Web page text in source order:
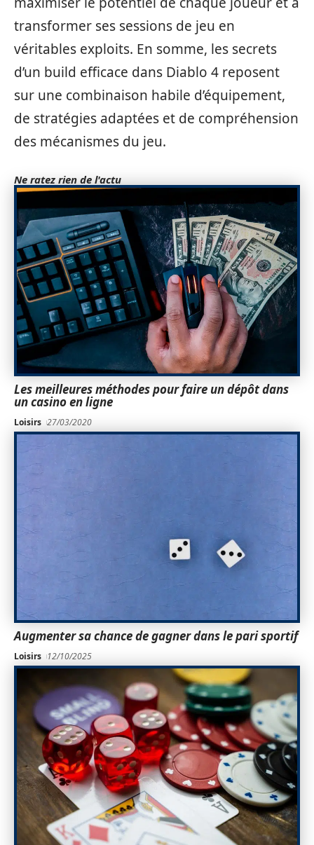
transformer ses sessions de jeu en
véritables exploits. En somme, les secrets
d’un build efficace dans Diablo 4 reposent
sur une combinaison habile d’équipement,
de stratégies adaptées et de compréhension
des mécanismes du jeu.
Ne ratez rien de l'actu
Les meilleures méthodes pour faire un dépôt dans
un casino en ligne
Loisirs 27/03/2020
Augmenter sa chance de gagner dans le pari sportif
Loisirs 12/10/2025